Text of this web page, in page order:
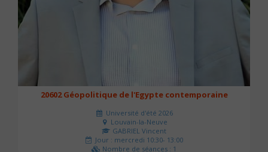
20602 Géopolitique de l'Egypte contemporaine
Université d'été 2026
Louvain-la-Neuve
GABRIEL Vincent
Jour : mercredi 10:30- 13:00
Nombre de séances : 1